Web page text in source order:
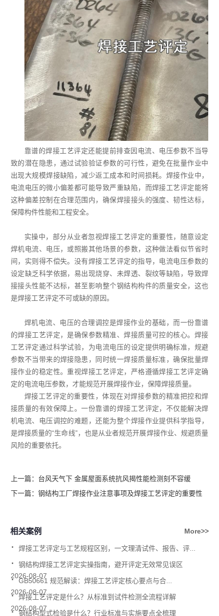
靠谱的焊接工艺评定还能提前排查因电流、电压参数不当导
致的潜在隐患，通过试验验证参数的可行性，避免在批量作业中
出现大规模焊接缺陷，减少返工成本和时间损耗。焊接作业中，
电流电压的微小偏差都可能导致严重缺陷，而焊接工艺评定能将
这种偏差控制在合理范围内，确保焊接接头的强度、韧性达标，
保障构件性能和工程安全。
实操中，部分从业者忽视焊接工艺评定的重要性，随意设定
焊机电流、电压，或照搬其他场景的参数，这种做法看似节省时
间，实则得不偿失。没有焊接工艺评定的指导，电流电压参数的
设定缺乏科学依据，易出现烧穿、未焊透、裂纹等缺陷，导致焊
接接头性能不达标，甚至影响整个钢结构构件的质量安全，这也
是焊接工艺评定不可或缺的原因。
焊机电流、电压的合理调控是焊接作业的基础，而一份靠谱
的焊接工艺评定，是确保参数精准、焊接质量可控的核心。焊接
工艺评定通过科学试验，为电流电压的设定提供明确标准，规避
参数不当带来的焊接隐患，同时统一焊接质量标准，确保批量焊
接作业的稳定性。重视焊接工艺评定，严格遵循焊接工艺评定确
定的电流电压参数，才能规范开展焊接作业，保障焊接质量。
焊接工艺评定的重要性，体现在对焊接参数的精准把控和焊
接质量的有效保障上。一份靠谱的焊接工艺评定，不仅能解决焊
机电流、电压调控的难题，还能为整个焊接作业提供科学指导，
是焊接质量的“生命线”，也是从业者规范开展焊接作业、规避质量
风险的重要依托。
上一篇： 台风天气下 金属屋面系统抗风揭性能检测刻不容缓
下一篇： 钢结构工厂焊接作业注意事项及焊接工艺评定的重要性
相关案例 More>>
焊接工艺评定与工艺规程区别，一文理清试件、报告、评...
.
2026-08-07
钢结构焊接工艺评定实操指南，避开评定无效常见误区
.
2026-08-07
GB50661 规范解读：焊接工艺评定核心要点与合...
.
2026-08-07
焊接工艺评定是什么？从标准到试件检测全流程详解
.
钢结构型式检验是什么？行业标准与实施要点全梳理
.